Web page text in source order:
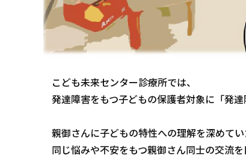
こども未来センター診療所では、
発達障害をもつ子どもの保護者対象に「発
親御さんに子どもの特性への理解を深めてい
同じ悩みや不安をもつ親御さん同士の交流を